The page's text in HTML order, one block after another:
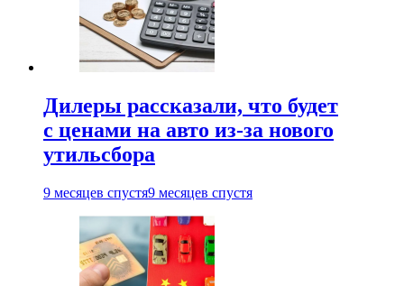
Дилеры рассказали, что будет
с ценами на авто из-за нового
утильсбора
9 месяцев спустя9 месяцев спустя